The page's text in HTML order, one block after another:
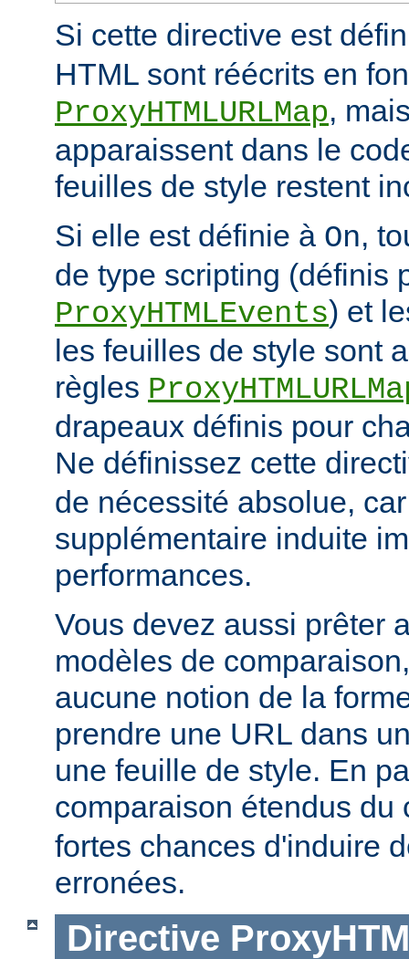
Si cette directive est
HTML sont réécrits en
ProxyHTMLURLMap,
apparaissent dans le
feuilles de style restent
Si elle est définie à On,
de type scripting (définis
ProxyHTMLEvents) et
les feuilles de style sont
règles
drapeaux définis pour
Ne définissez cette
de nécessité absolue,
supplémentaire induite
performances.
Vous devez aussi prêter
modèles de
aucune notion de la
prendre une URL dans
une feuille de style. En
comparaison étendus
fortes chances d'induire
erronées.
Directive